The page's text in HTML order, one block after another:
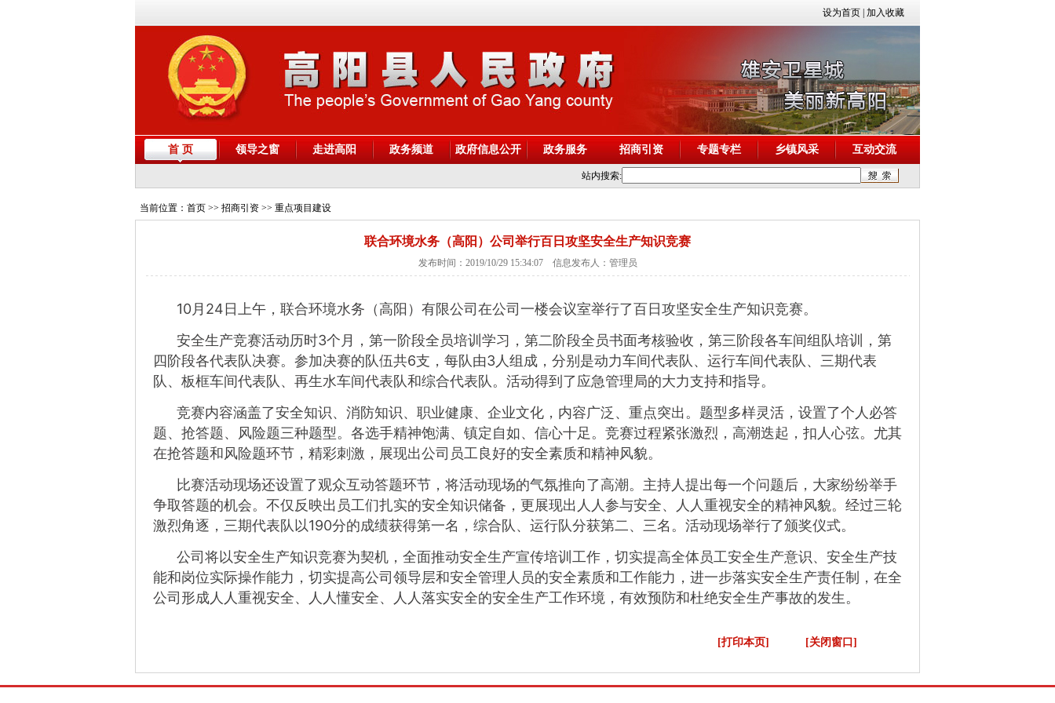
设为首页 加入收藏
首 页 领导之窗 走进高阳 政务频道 政府信息公开 政务服务 招商引资 专题专栏 乡镇风采 互动交流
站内搜索:
当前位置： 首页 >> 招商引资 >> 重点项目建设
联合环境水务（高阳）公司举行百日攻坚安全生产知识竞赛
发布时间：2019/10/29 15:34:07 信息发布人：管理员
10月24日上午，联合环境水务（高阳）有限公司在公司一楼会议室举行了百日攻坚安全生产知识竞赛。
安全生产竞赛活动历时3个月，第一阶段全员培训学习，第二阶段全员书面考核验收，第三阶段各车间组队培训，第
四阶段各代表队决赛。 参加决赛的队伍共6支，每队由3人组成，分别是动力车间代表队、运行车间代表队、三期代表
队、板框车间代表队、再生水车间代表队和综合代表队。 活动得到了应急管理局的大力支持和指导。
竞赛内容涵盖了安全知识、消防知识、职业健康、企业文化，内容广泛、重点突出。 题型多样灵活，设置了个人必答
题、抢答题、风险题三种题型。 各选手精神饱满、镇定自如、信心十足。 竞赛过程紧张激烈，高潮迭起，扣人心弦。 尤其
在抢答题和风险题环节，精彩刺激，展现出公司员工良好的安全素质和精神风貌。
比赛活动现场还设置了观众互动答题环节，将活动现场的气氛推向了高潮。 主持人提出每一个问题后，大家纷纷举手
争取答题的机会。 不仅反映出员工们扎实的安全知识储备，更展现出人人参与安全、人人重视安全的精神风貌。 经过三轮
激烈角逐，三期代表队以190分的成绩获得第一名，综合队、运行队分获第二、三名。活动现场举行了颁奖仪式。
公司将以安全生产知识竞赛为契机，全面推动安全生产宣传培训工作，切实提高全体员工安全生产意识、安全生产技
能和岗位实际操作能力， 切实提高公司领导层和安全管理人员的安全素质和工作能力，进一步落实安全生产责任制， 在全
公司形成人人重视安全、人人懂安全、人人落实安全的安全生产工作环境，有效预防和杜绝安全生产事故的发生。
[打印本页] [关闭窗口]